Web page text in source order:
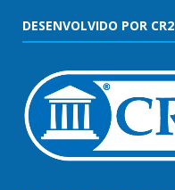
DESENVOLVIDO POR CR2